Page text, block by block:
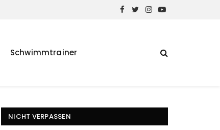
Facebook
TwitterInstagram
YouTube
Schwimmtrainer
NICHT VERPASSEN